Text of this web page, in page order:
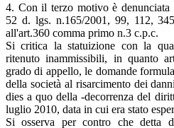
4. Con il terzo motivo è
52 d. lgs. n.165/2001, 99, 112,
all'art.360 comma primo n.3 c.p.c.
Si critica la statuizione con la
ritenuto inammissibili, in quanto
grado di appello, le domande
della società al risarcimento dei
dies a quo della -decorrenza del
luglio 2010, data in cui era stato
Si osserva per contro che detta